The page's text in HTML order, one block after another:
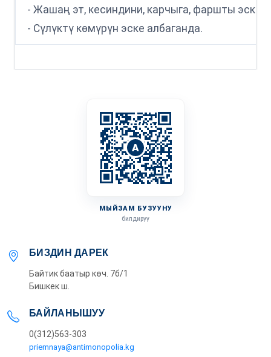
- Жашаң эт, кесиндини, карчыга, фаршты эске
- Сүлүктү көмүрүн эске албаганда.
A
МЫЙЗАМ БУЗУУНУ
билдирүү
БИЗДИН ДАРЕК
Байтик баатыр көч. 7б/1
Бишкек ш.
БАЙЛАНЫШУУ
0(312)563-303
priemnaya@antimonopolia.kg